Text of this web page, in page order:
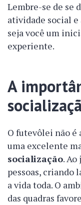
Lembre-se de se
atividade social
seja você um
experiente.
A
O futevôlei não é
uma excelente
socialização.
pessoas, criando
a vida toda. O
das quadras